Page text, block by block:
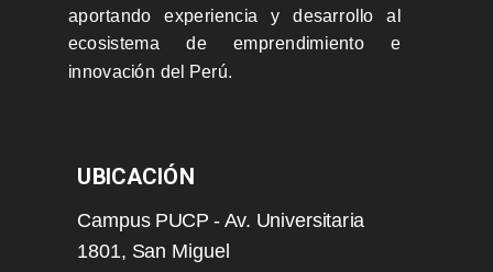
aportando experiencia y desarrollo al
ecosistema de emprendimiento e
innovación del Perú.
UBICACIÓN
Campus PUCP - Av. Universitaria
1801, San Miguel